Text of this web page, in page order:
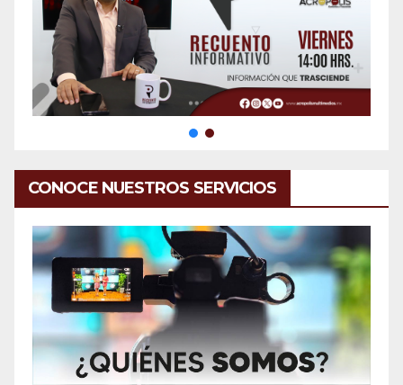
CONOCE NUESTROS SERVICIOS